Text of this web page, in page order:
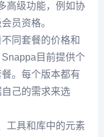
高级功能，例如协
员资格。
同套餐的价格和
目前提供个
。每个版本都有
己的需求来选
工具和库中的元素